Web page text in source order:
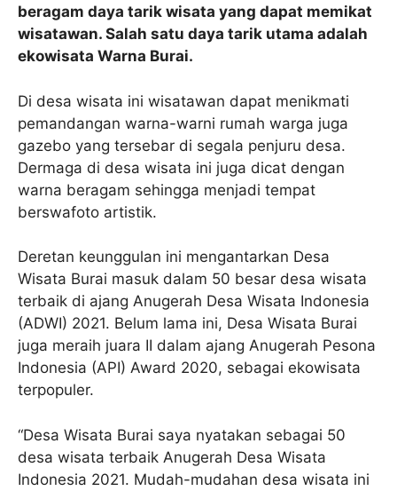
beragam daya tarik wisata yang dapat memikat
wisatawan. Salah satu daya tarik utama adalah
ekowisata Warna Burai.
Di desa wisata ini wisatawan dapat menikmati
pemandangan warna-warni rumah warga juga
gazebo yang tersebar di segala penjuru desa.
Dermaga di desa wisata ini juga dicat dengan
warna beragam sehingga menjadi tempat
berswafoto artistik.
Deretan keunggulan ini mengantarkan Desa
Wisata Burai masuk dalam 50 besar desa wisata
terbaik di ajang Anugerah Desa Wisata Indonesia
(ADWI) 2021. Belum lama ini, Desa Wisata Burai
juga meraih juara II dalam ajang Anugerah Pesona
Indonesia (API) Award 2020, sebagai ekowisata
terpopuler.
“Desa Wisata Burai saya nyatakan sebagai 50
desa wisata terbaik Anugerah Desa Wisata
Indonesia 2021. Mudah-mudahan desa wisata ini